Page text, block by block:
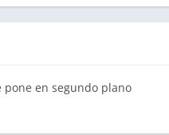
en segundo plano